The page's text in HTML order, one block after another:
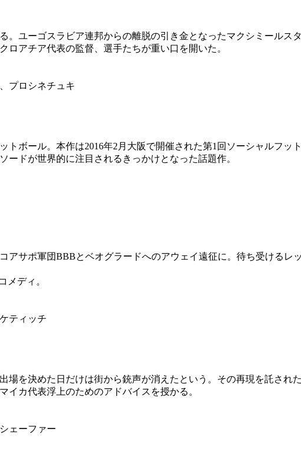
。ユーゴスラビア連邦からの離脱の引き金となったマクシミールス
アチア代表の監督、選手たちが重い口を開いた。
プロシネチュキ
ボール。本作は2016年2月大阪で開催された第1回ソーシャルフッ
ードが世界的に注目されるきっかけとなった話題作。
アサポ軍団BBBとベオグラードへのアウェイ遠征に。待ち受けるレ
メディ。
ティッチ
場を決めた日だけは街から銃声が消えたという。その再現を託され
イカ代表浮上のためのアドバイスを授かる。
ェーファー